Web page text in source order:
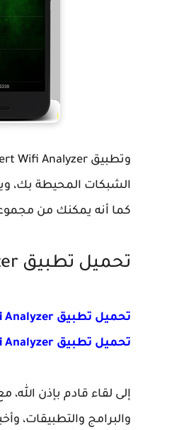
الشبكات المحيطة بك،
كما أنه يمكنك من
تحميل تطبيق Wifi Alert Wifi Analyzer
تحميل تطبيق Wifi Alert Wifi Analyzer للأندرويد
تحميل تطبيق Wifi Alert Wifi Analyzer للآيفـــون
إلى لقاء قادم بإذن
والبرامج والتطبيقات،